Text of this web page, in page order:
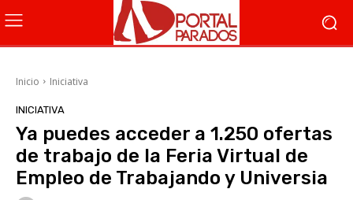
Inicio Iniciativa
INICIATIVA
Ya puedes acceder a 1.250 ofertas
de trabajo de la Feria Virtual de
Empleo de Trabajando y Universia